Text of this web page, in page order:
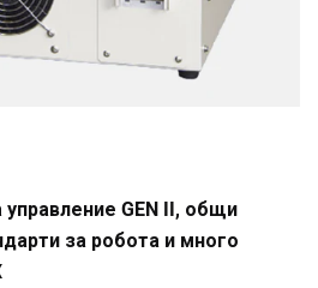
управление GEN II, общи
за робота и много